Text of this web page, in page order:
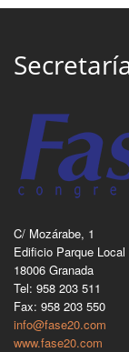
C/ Mozárabe, 1
Edificio Parque Local
18006 Granada
Tel: 958 203 511
Fax: 958 203 550
info@fase20.com
www.fase20.com